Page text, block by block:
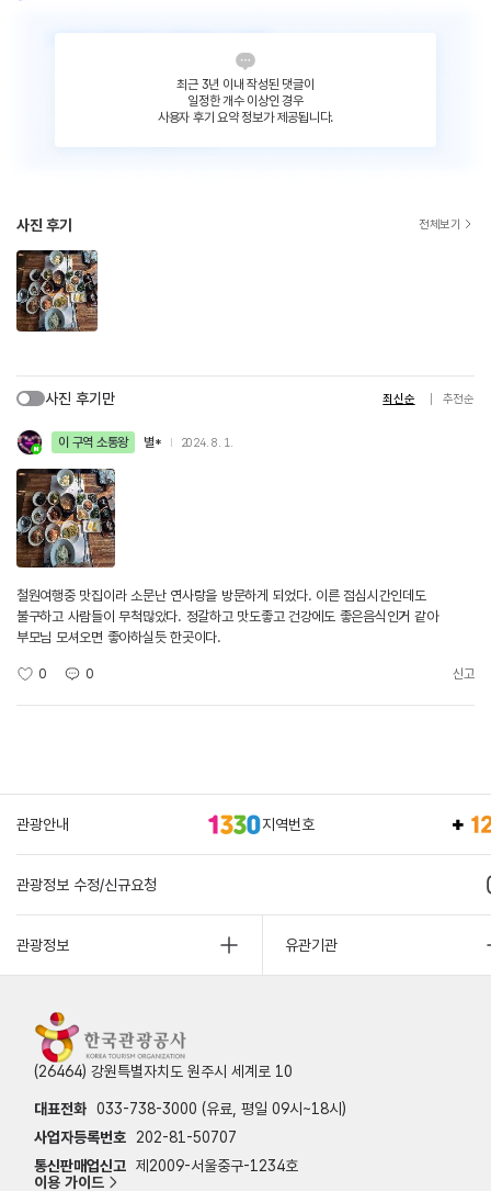
최근 3년 이내 작성된 댓글이
일정한 개수 이상인 경우
사용자 후기 요약 정보가 제공됩니다.
사진 후기 전체보기
사진 후기만 최신순 추천순
이 구역 소통왕 별* 2024. 8. 1.
철원여행중 맛집이라 소문난 연사랑을 방문하게 되었다. 이른 점심시간인데도
불구하고 사람들이 무척많았다. 정갈하고 맛도좋고 건강에도 좋은음식인거 같아
부모님 모셔오면 좋아하실듯 한곳이다.
0 0 신고
관광안내 지역번호
관광정보 수정/신규요청
관광정보 유관기관
(26464) 강원특별자치도 원주시 세계로 10
대표전화 033-738-3000 (유료, 평일 09시~18시)
사업자등록번호
202-81-50707
통신판매업신고 제2009-서울중구-1234호
이용 가이드